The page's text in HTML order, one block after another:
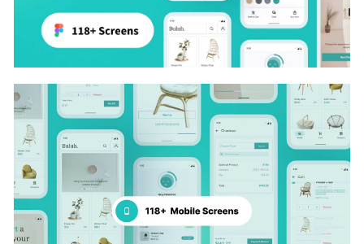
Medecine 3D医疗图标模型素材 .obj .blend源文件
2023-04-06
Ant Design Pro 典型页面 + 通用业务模板 .sketch素材
2021-